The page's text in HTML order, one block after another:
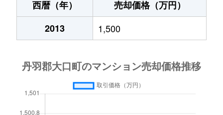
余野
1,400万円 柏森
1,100万円
西暦（年）
売却価格（万円）
2013
1,500